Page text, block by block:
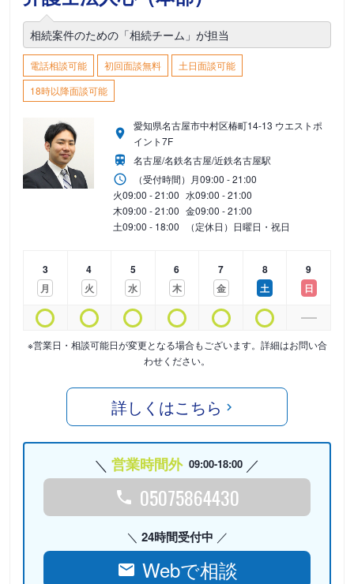
相続案件のための「相続チーム」が担当
電話相談可能 初回面談無料
土日面談可能
18時以降面談可能
愛知県名古屋市中村区椿町14-13 ウエストポ
イント7F
名古屋/名鉄名古屋/近鉄名古屋駅
（受付時間） 月09:00 - 21:00
火09:00 - 21:00 水09:00 - 21:00
木09:00 - 21:00 金09:00 - 21:00
土09:00 - 18:00 （定休日）日曜日・祝日
3
月
4
火
5
水
6
木
7
金
8
土
9
日
※営業日・相談可能日が変更となる場合もございます。詳細はお問い合
わせください。
詳しくはこちら
営業時間外 09:00-18:00
05075864430
24時間受付中
Webで相談